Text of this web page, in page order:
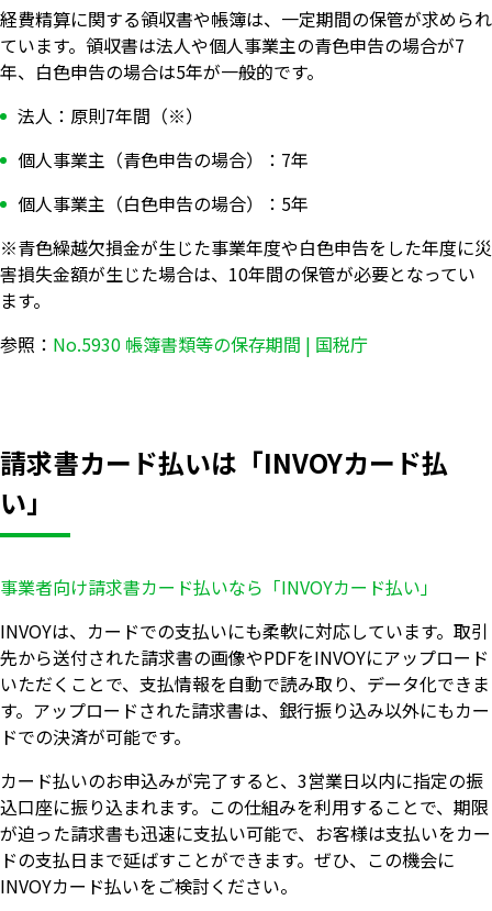
経費精算に関する領収書や帳簿は、一定期間の保管が求められ
ています。領収書は法人や個人事業主の青色申告の場合が7
年、白色申告の場合は5年が一般的です。
法人：原則7年間（※）
個人事業主（青色申告の場合）：7年
個人事業主（白色申告の場合）：5年
※青色繰越欠損金が生じた事業年度や白色申告をした年度に災
害損失金額が生じた場合は、10年間の保管が必要となってい
ます。
参照： No.5930 帳簿書類等の保存期間 | 国税庁
請求書カード払いは「INVOYカード払
い」
事業者向け請求書カード払いなら「INVOYカード払い」
INVOYは、カードでの支払いにも柔軟に対応しています。取引
先から送付された請求書の画像やPDFをINVOYにアップロード
いただくことで、支払情報を自動で読み取り、データ化できま
す。アップロードされた請求書は、銀行振り込み以外にもカー
ドでの決済が可能です。
カード払いのお申込みが完了すると、3営業日以内に指定の振
込口座に振り込まれます。この仕組みを利用することで、期限
が迫った請求書も迅速に支払い可能で、お客様は支払いをカー
ドの支払日まで延ばすことができます。ぜひ、この機会に
INVOYカード払いをご検討ください。